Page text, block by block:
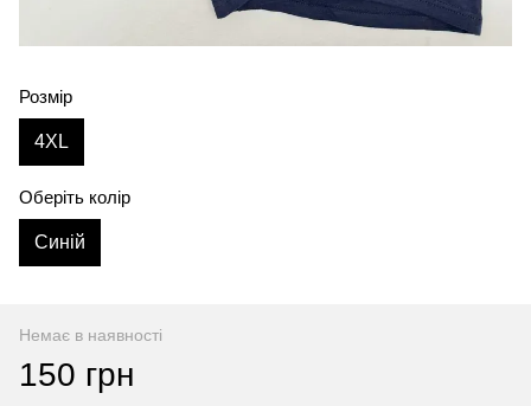
Розмір
4XL
Оберіть колір
Синій
Немає в наявності
150 грн